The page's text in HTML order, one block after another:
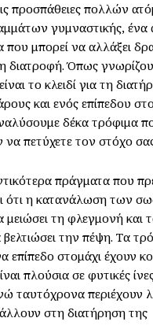
προσπάθειες πολλών
γυμναστικής, ένα
που μπορεί να αλλάξει
διατροφή. Όπως
το κλειδί για τη
και ενός επίπεδου
δέκα τρόφιμα
πετύχετε τον στόχο
πράγματα που
ότι η κατανάλωση των
τη φλεγμονή και
την πέψη. Τα
επίπεδο στομάχι έχουν
πλούσια σε φυτικές
ταυτόχρονα περιέχουν
στη διατήρηση της